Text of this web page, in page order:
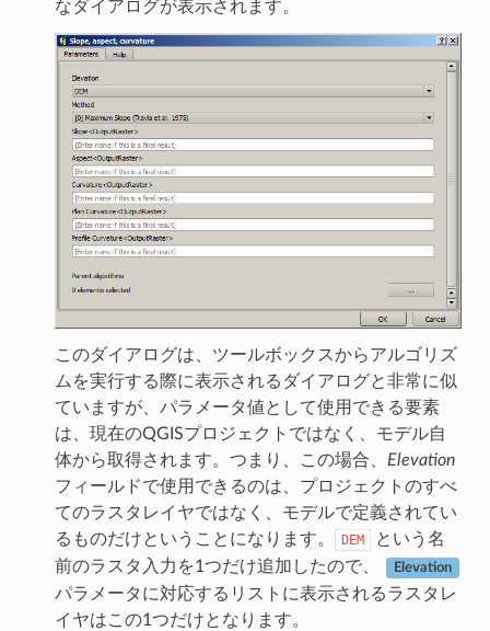
なダイアログが表示されます。
このダイアログは、ツールボックスからアルゴリズ
ムを実行する際に表示されるダイアログと非常に似
ていますが、パラメータ値として使用できる要素
は、現在のQGISプロジェクトではなく、モデル自
体から取得されます。つまり、この場合、 Elevation
フィールドで使用できるのは、プロジェクトのすべ
てのラスタレイヤではなく、モデルで定義されてい
るものだけということになります。
DEM
という名
前のラスタ入力を1つだけ追加したので、
Elevation
パラメータに対応するリストに表示されるラスタレ
イヤはこの1つだけとなります。